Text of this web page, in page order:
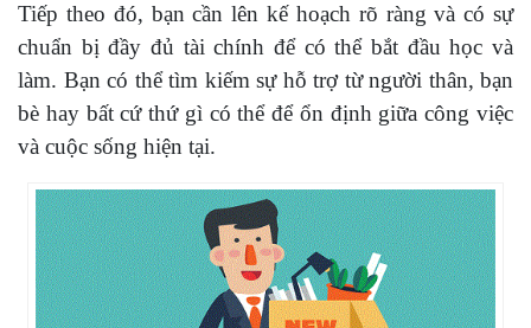
Tiếp theo đó, bạn cần lên kế hoạch rõ ràng và có sự
chuẩn bị đầy đủ tài chính để có thể bắt đầu học và
làm. Bạn có thể tìm kiếm sự hỗ trợ từ người thân, bạn
bè hay bất cứ thứ gì có thể để ổn định giữa công việc
và cuộc sống hiện tại.